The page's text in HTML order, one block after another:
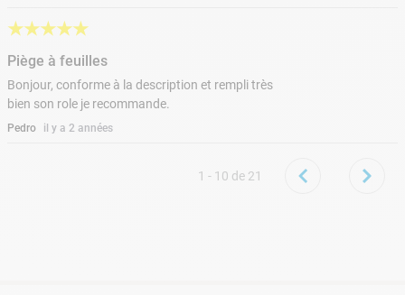
★★★★★
Piège à feuilles
il y a 2 années
Pedro
Bonjour, conforme à la description et rempli très
bien son role je recommande.
1 - 10 de 21